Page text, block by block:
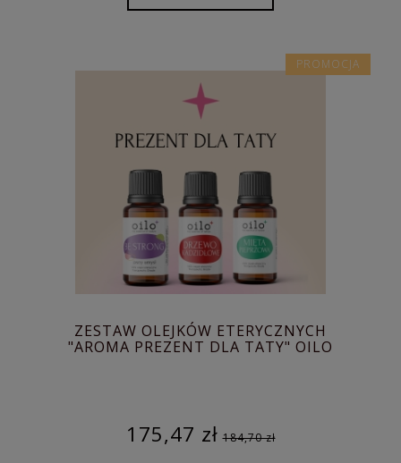
ZESTAW OLEJKÓW ETERYCZNYCH
"AROMA PREZENT DLA TATY" OILO
175,47 zł 184,70 zł
PROMOCJA